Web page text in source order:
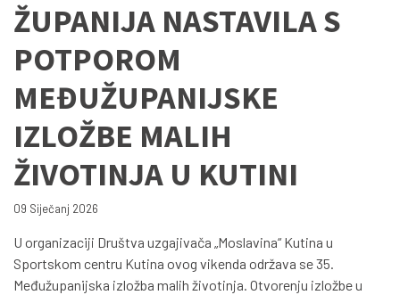
ŽUPANIJA NASTAVILA S
POTPOROM
MEĐUŽUPANIJSKE
IZLOŽBE MALIH
ŽIVOTINJA U KUTINI
09 Siječanj 2026
U organizaciji Društva uzgajivača „Moslavina“ Kutina u
Sportskom centru Kutina ovog vikenda održava se 35.
Međužupanijska izložba malih životinja. Otvorenju izložbe u